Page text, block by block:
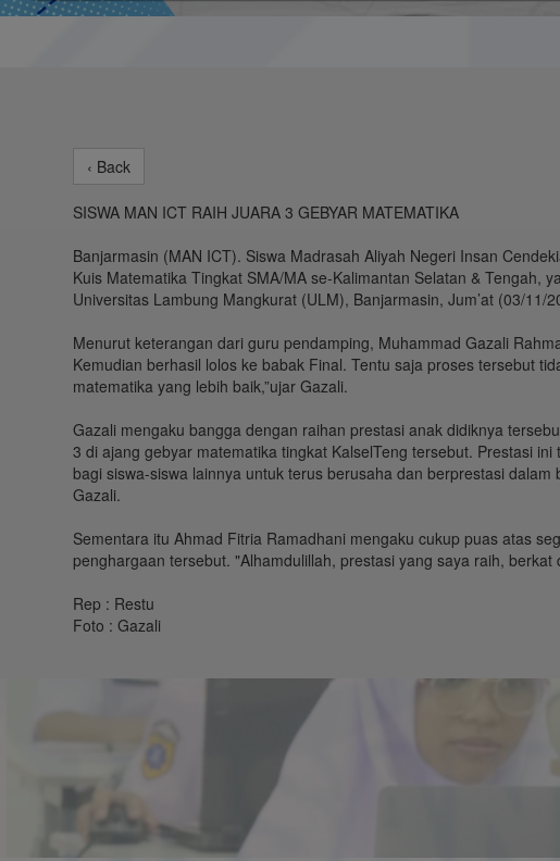
‹ Back
SISWA MAN ICT RAIH JUARA 3 GEBYAR MATEMATIKA
Banjarmasin (MAN ICT). Siswa Madrasah Aliyah Negeri Insan
Kuis Matematika Tingkat SMA/MA se-Kalimantan Selatan & Tengah,
Universitas Lambung Mangkurat (ULM), Banjarmasin, Jum’at (03/11/
Menurut keterangan dari guru pendamping, Muhammad Gazali
Kemudian berhasil lolos ke babak Final. Tentu saja proses tersebut
matematika yang lebih baik,”ujar Gazali.
Gazali mengaku bangga dengan raihan prestasi anak didiknya
3 di ajang gebyar matematika tingkat KalselTeng tersebut. Prestasi
bagi siswa-siswa lainnya untuk terus berusaha dan berprestasi
Gazali.
Sementara itu Ahmad Fitria Ramadhani mengaku cukup puas atas
penghargaan tersebut. "Alhamdulillah, prestasi yang saya raih,
Rep : Restu
Foto : Gazali